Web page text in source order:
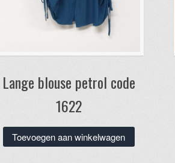
Lange blouse petrol code
1622
Toevoegen aan winkelwagen